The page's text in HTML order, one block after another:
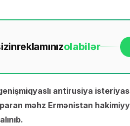
reklamınızolabilər
antirusiya
məhz Ermənistan